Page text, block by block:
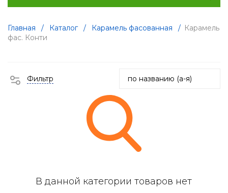
Главная / Каталог / Карамель фасованная / Карамель
фас. Конти
Фильтр
В данной категории товаров нет